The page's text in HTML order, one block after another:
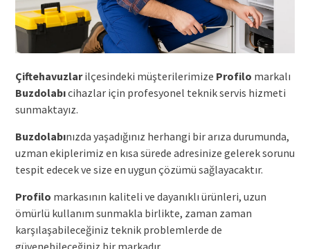
Çiftehavuzlarilçesindeki müşterilerimize Profilo markalı
Buzdolabıcihazlar için profesyonel teknik servis hizmeti
sunmaktayız.
Buzdolabınızda yaşadığınız herhangi bir arıza durumunda,
uzman ekiplerimiz en kısa sürede adresinize gelerek sorunu
tespit edecek ve size en uygun çözümü sağlayacaktır.
Profilo markasının kaliteli ve dayanıklı ürünleri, uzun
ömürlü kullanım sunmakla birlikte, zaman zaman
karşılaşabileceğiniz teknik problemlerde de